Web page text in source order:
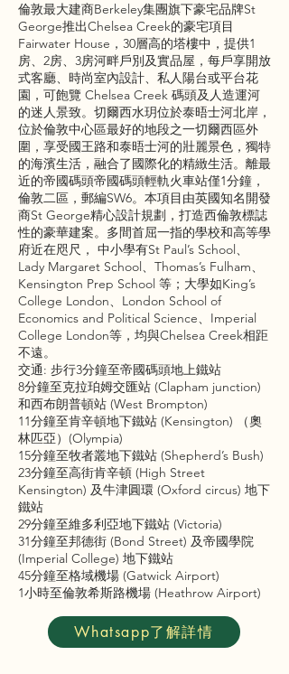
倫敦最大建商Berkeley集團旗下豪宅品牌St
George推出Chelsea Creek的豪宅項目
Fairwater House，30層高的塔樓中，提供1
房、2房、3房河畔戶別及實品屋，每戶享開放
式客廳、時尚室內設計、私人陽台或平台花
園，可飽覽 Chelsea Creek 碼頭及人造運河
的迷人景致。切爾西水玥位於泰晤士河北岸，
位於倫敦中心區最好的地段之一切爾西區外
圍，享受國王路和泰晤士河的壯麗景色，獨特
的海濱生活，融合了國際化的精緻生活。離最
近的帝國碼頭帝國碼頭輕軌火車站僅1分鐘，
倫敦二區，郵編SW6。本項目由英國知名開發
商St George精心設計規劃，打造西倫敦標誌
性的豪華建案。多間首屈一指的學校和高等學
府近在咫尺， 中小學有St Paul’s School、
Lady Margaret School、Thomas’s Fulham、
Kensington Prep School 等；大學如King’s
College London、London School of
Economics and Political Science、Imperial
College London等，均與Chelsea Creek相距
不遠。
交通: 步行3分鐘至帝國碼頭地上鐵站
8分鐘至克拉珀姆交匯站 (Clapham junction)
和西布朗普頓站 (West Brompton)
11分鐘至肯辛頓地下鐵站 (Kensington) （奧
林匹亞）(Olympia)
15分鐘至牧者叢地下鐵站 (Shepherd’s Bush)
23分鐘至高街肯辛頓 (High Street
Kensington) 及牛津圓環 (Oxford circus) 地下
鐵站
29分鐘至維多利亞地下鐵站 (Victoria)
31分鐘至邦德街 (Bond Street) 及帝國學院
(Imperial College) 地下鐵站
45分鐘至格域機場 (Gatwick Airport)
1小時至倫敦希斯路機場 (Heathrow Airport)
Whatsapp了解詳情